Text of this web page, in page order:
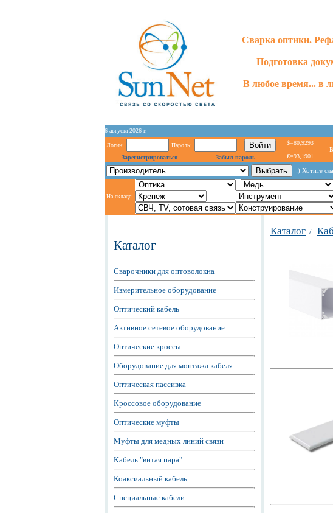
Сварка оптики.
Подготовка
В любое время... в
6 августа 2026 г.
Логин:
Пароль:
Зарегистрироваться
Забыл пароль
$=80,9293
€=93,1901
:) Хотите
На складе:
Каталог
Сварочники для оптоволокна
Измерительное оборудование
Оптический кабель
Активное сетевое оборудование
Оптические кроссы
Оборудование для монтажа кабеля
Оптическая пассивка
Кроссовое оборудование
Оптические муфты
Муфты для медных линий связи
Кабель "витая пара"
Коаксиальный кабель
Специальные кабели
Каталог /